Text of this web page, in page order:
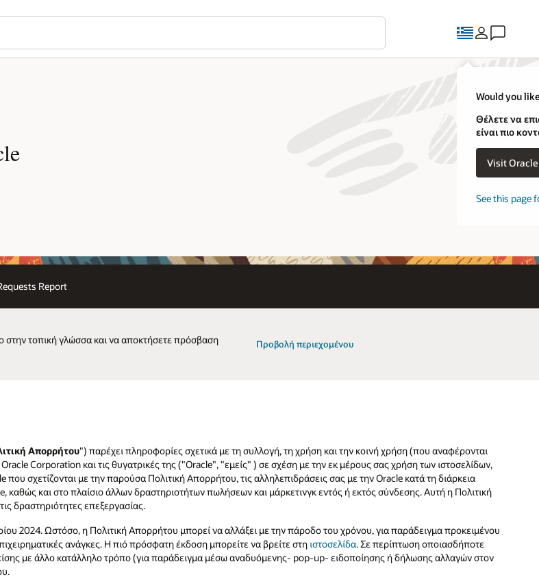
Would you
Θέλετε να
είναι πιο
Visit
See this page
Report
στην τοπική γλώσσα και να αποκτήσετε πρόσβαση
Προβολή περιεχομένου
Απορρήτου") παρέχει πληροφορίες σχετικά με τη συλλογή, τη χρήση και την κοινή χρήση (που αναφέρονται
Corporation και τις θυγατρικές της ("Oracle", "εμείς" ) σε σχέση με την εκ μέρους σας χρήση των ιστοσελίδων,
σχετίζονται με την παρούσα Πολιτική Απορρήτου, τις αλληλεπιδράσεις σας με την Oracle κατά τη διάρκεια
και στο πλαίσιο άλλων δραστηριοτήτων πωλήσεων και μάρκετινγκ εντός ή εκτός σύνδεσης. Αυτή η Πολιτική
δραστηριότητες επεξεργασίας.
2024. Ωστόσο, η Πολιτική Απορρήτου μπορεί να αλλάξει με την πάροδο του χρόνου, για παράδειγμα προκειμένου
ανάγκες. Η πιό πρόσφατη έκδοση μπορείτε να βρείτε στη ιστοσελίδα. Σε περίπτωση οποιασδήποτε
με άλλο κατάλληλο τρόπο (για παράδειγμα μέσω αναδυόμενης- pop-up- ειδοποίησης ή δήλωσης αλλαγών στον